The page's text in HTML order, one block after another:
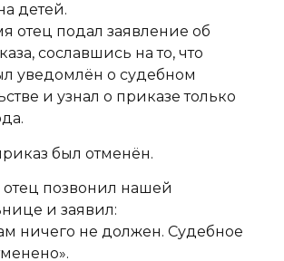
детей.
отец подал заявление об
сославшись на то, что
уведомлён о судебном
и узнал о приказе только
был отменён.
отец позвонил нашей
и заявил:
ничего не должен. Судебное